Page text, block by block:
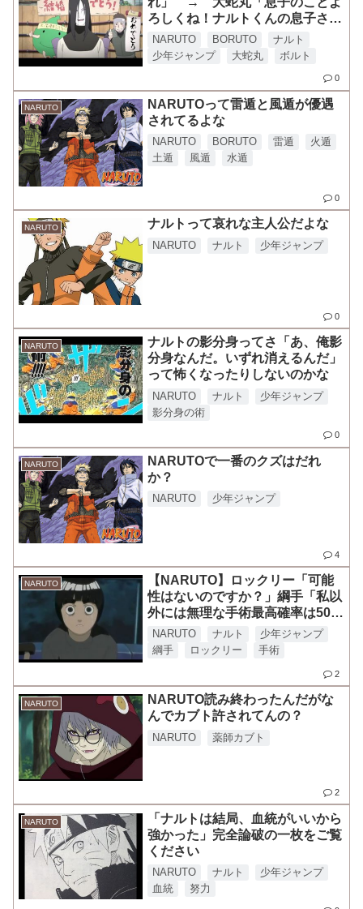
ろしくね！ナルトくんの息子さん
と仲良くしてほしいなぁ！」
NARUTO BORUTO
ナルト
少年ジャンプ
大蛇丸 ボルト
0
NARUTO
NARUTOって雷遁と風遁が優遇
されてるよな
NARUTO BORUTO 雷遁
火遁
土遁
風遁 水遁
0
NARUTO ナルトって哀れな主人公だよな
NARUTO ナルト 少年ジャンプ
0
NARUTO
ナルトの影分身ってさ「あ、俺影
分身なんだ。いずれ消えるんだ」
って怖くなったりしないのかな
NARUTO ナルト
少年ジャンプ
影分身の術
0
NARUTO
NARUTOで一番のクズはだれ
か？
NARUTO 少年ジャンプ
4
NARUTO
【NARUTO】ロックリー「可能
性はないのですか？」綱手「私以
外には無理な手術最高確率は50%
だ」←結構高くてワロタ
NARUTO ナルト
少年ジャンプ
綱手
ロックリー 手術
2
NARUTO
NARUTO読み終わったんだがな
んでカブト許されてんの？
NARUTO 薬師カブト
2
NARUTO
「ナルトは結局、血統がいいから
強かった」完全論破の一枚をご覧
ください
NARUTO ナルト
少年ジャンプ
血統
努力